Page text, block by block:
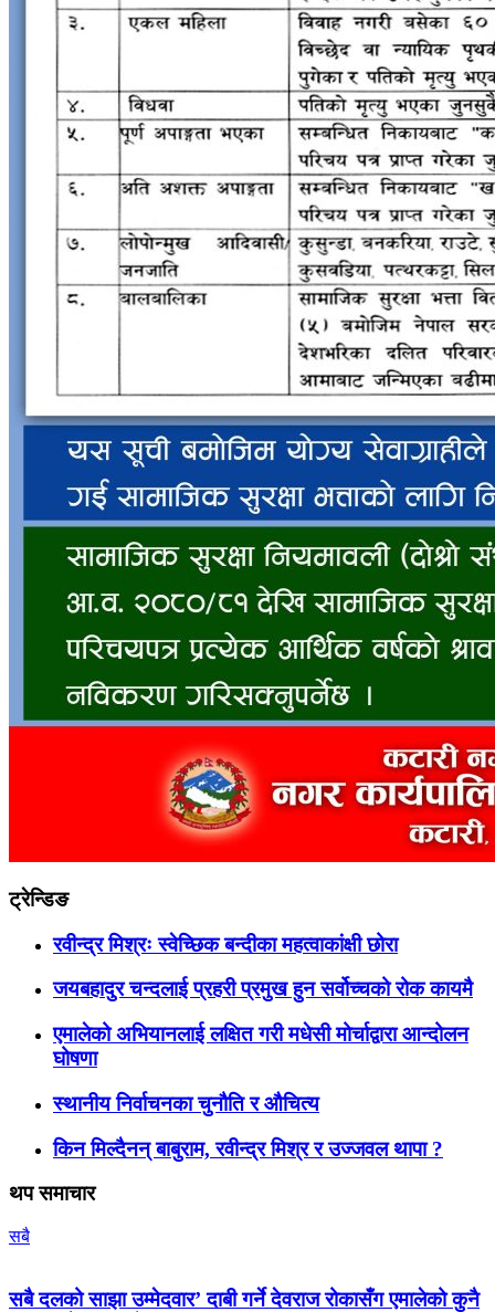
ट्रेन्डिङ
रवीन्द्र मिश्रः स्वेच्छिक बन्दीका महत्वाकांक्षी छोरा
जयबहादुर चन्दलाई प्रहरी प्रमुख हुन सर्वोच्चको रोक कायमै
एमालेको अभियानलाई लक्षित गरी मधेसी मोर्चाद्वारा आन्दोलन
घोषणा
स्थानीय निर्वाचनका चुनौति र औचित्य
किन मिल्दैनन् बाबुराम, रवीन्द्र मिश्र र उज्जवल थापा ?
थप समाचार
सबै
सबै दलको साझा उम्मेदवार’ दाबी गर्ने देवराज रोकासँग एमालेको कुनै